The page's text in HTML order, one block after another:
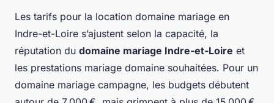
Les tarifs pour la location domaine mariage en
Indre-et-Loire s’ajustent selon la capacité, la
réputation du domaine mariage Indre-et-Loire et
les prestations mariage domaine souhaitées. Pour un
domaine mariage campagne, les budgets débutent